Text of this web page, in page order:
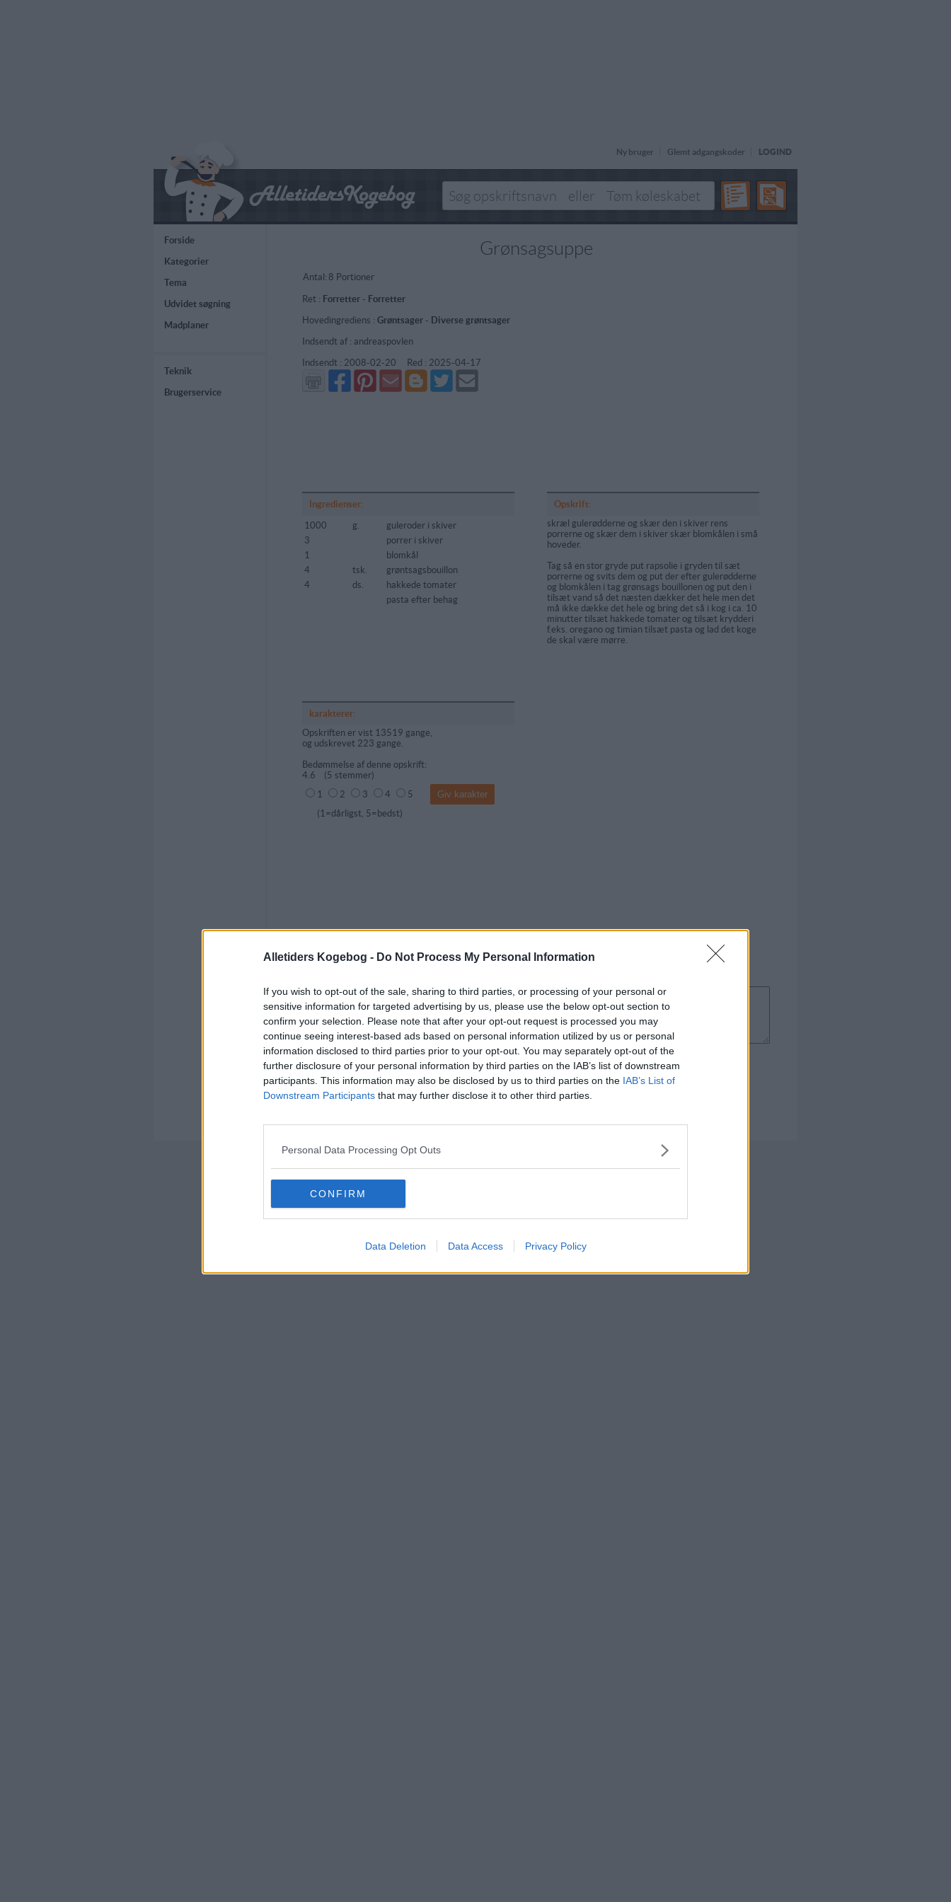
Alletiders Kogebog - Do Not Process My Personal Information
If you wish to opt-out of the sale, sharing to third parties, or processing of your personal or
sensitive information for targeted advertising by us, please use the below opt-out section to
confirm your selection. Please note that after your opt-out request is processed you may
continue seeing interest-based ads based on personal information utilized by us or personal
information disclosed to third parties prior to your opt-out. You may separately opt-out of the
further disclosure of your personal information by third parties on the IAB’s list of downstream
participants. This information may also be disclosed by us to third parties on the IAB’s List of
Downstream Participants that may further disclose it to other third parties.
Personal Data Processing Opt Outs
CONFIRM
Data Deletion Data Access Privacy Policy
Ny bruger Glemt adgangskoder LOGIND
Forside
Kategorier
Tema
Udvidet søgning
Madplaner
Teknik
Brugerservice
Grønsagsuppe
Antal: 8 Portioner
Ret : Forretter- Forretter
Hovedingrediens : Grøntsager- Diverse grøntsager
Indsendt af : andreaspovlen
Indsendt : 2008-02-20 Red : 2025-04-17
Del
på
Facebook
Del
på
Pinterest
Send
via
GMail
Del
på
Blogger
Del
på
Twitter
Send
mail
Ingredienser:
1000
g.
guleroder i skiver
3
porrer i skiver
1
blomkål
4
tsk.
grøntsagsbouillon
4
ds.
hakkede tomater
pasta efter behag
Opskrift:
skræl gulerødderne og skær den i skiver rens
porrerne og skær dem i skiver skær blomkålen i små
hoveder.
Tag så en stor gryde put rapsolie i gryden til sæt
porrerne og svits dem og put der efter gulerødderne
og blomkålen i tag grønsags bouillonen og put den i
tilsæt vand så det næsten dækker det hele men det
må ikke dække det hele og bring det så i kog i ca. 10
minutter tilsæt hakkede tomater og tilsæt krydderi
f.eks. oregano og timian tilsæt pasta og lad det koge
de skal være mørre.
karakterer:
Opskriften er vist 13519 gange,
og udskrevet 223 gange.
Bedømmelse af denne opskrift:
4.6 (5 stemmer)
1
2 3 4
5
(1=dårligst, 5=bedst)
Kommentar fra:
Kommentaren skal godkendes før den bliver synlig
Kommentarer
Der er ikke tilføjet nogen kommentar til denne opskrift endnu
Nyhedsmails - Privatlivspolitik - Copyright © Alletiders Kogebog